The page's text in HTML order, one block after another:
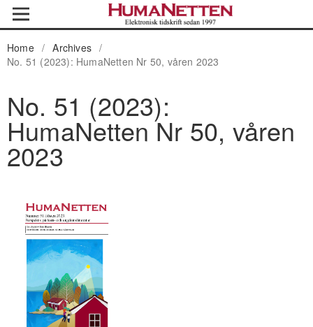
Home / Archives /
No. 51 (2023): HumaNetten Nr 50, våren 2023
No. 51 (2023):
HumaNetten Nr 50, våren
2023